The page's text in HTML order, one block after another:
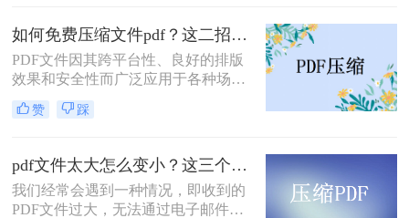
确保文件大小不超过10MB。那么pdf
怎么压缩到10MB以内呢？本文将介
绍几种常用的PDF压缩方法。
如何免费压缩文件pdf？这二招快来看！
PDF文件因其跨平台性、良好的排版
效果和安全性而广泛应用于各种场
合。然而，过大的PDF文件可能会给
传输和存储带来不便。那么如何免费
压缩PDF文件的方法，帮助您轻松解
决PDF文件过大的问题。
赞 踩
pdf文件太大怎么变小？这三个方法都可以缩小！
我们经常会遇到一种情况，即收到的
PDF文件过大，无法通过电子邮件或